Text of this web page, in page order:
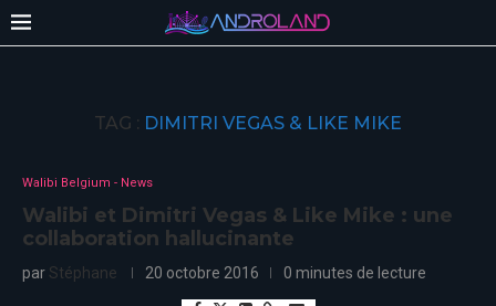
TAG : DIMITRI VEGAS & LIKE MIKE
Walibi Belgium - News
Walibi et Dimitri Vegas & Like Mike : une
collaboration hallucinante
par Stéphane 20 octobre 2016 0 minutes de lecture